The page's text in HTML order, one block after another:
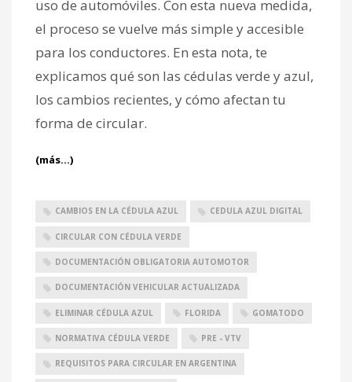
uso de automóviles. Con esta nueva medida,
el proceso se vuelve más simple y accesible
para los conductores. En esta nota, te
explicamos qué son las cédulas verde y azul,
los cambios recientes, y cómo afectan tu
forma de circular.
(más…)
CAMBIOS EN LA CÉDULA AZUL CEDULA AZUL DIGITAL
CIRCULAR CON CÉDULA VERDE
DOCUMENTACIÓN OBLIGATORIA AUTOMOTOR
DOCUMENTACIÓN VEHICULAR ACTUALIZADA
ELIMINAR CÉDULA AZUL FLORIDA GOMATODO
NORMATIVA CÉDULA VERDE PRE - VTV
REQUISITOS PARA CIRCULAR EN ARGENTINA